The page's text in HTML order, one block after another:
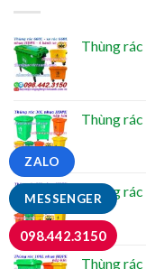
Thùng
Thùng
Thùng
Thùng
MESSENGER
ZALO
098.442.3150